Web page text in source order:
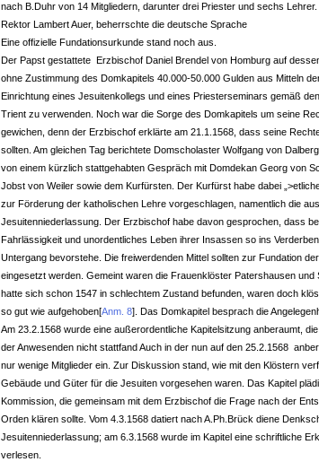
nach B.Duhr von 14 Mitgliedern, darunter drei Priester und sechs
Rektor Lambert Auer, beherrschte die deutsche Sprache
Eine offizielle Fundationsurkunde stand noch aus.
Der Papst gestattete Erzbischof Daniel Brendel von Homburg auf
ohne Zustimmung des Domkapitels 40.000-50.000 Gulden aus Mitteln
Einrichtung eines Jesuitenkollegs und eines Priesterseminars gemäß
Trient zu verwenden. Noch war die Sorge des Domkapitels um seine
gewichen, denn der Erzbischof erklärte am 21.1.1568, dass seine
sollten. Am gleichen Tag berichtete Domscholaster Wolfgang von
von einem kürzlich stattgehabten Gespräch mit Domdekan Georg von
Jobst von Weiler sowie dem Kurfürsten. Der Kurfürst habe dabei
zur Förderung der katholischen Lehre vorgeschlagen, namentlich die
Jesuitenniederlassung. Der Erzbischof habe davon gesprochen, dass
Fahrlässigkeit und unordentliches Leben ihrer Insassen so ins
Untergang bevorstehe. Die freiwerdenden Mittel sollten zur Fundation
eingesetzt werden. Gemeint waren die Frauenklöster Patershausen und
hatte sich schon 1547 in schlechtem Zustand befunden, waren doch
so gut wie aufgehoben[Anm. 8]
. Das Domkapitel besprach die
Am 23.2.1568 wurde eine außerordentliche Kapitelsitzung anberaumt,
der Anwesenden nicht stattfand Auch in der nun auf den 25.2.1568
nur wenige Mitglieder ein. Zur Diskussion stand, wie mit den Klöstern
Gebäude und Güter für die Jesuiten vorgesehen waren. Das Kapitel
Kommission, die gemeinsam mit dem Erzbischof die Frage nach der
Orden klären sollte. Vom 4.3.1568 datiert nach A.Ph.Brück diene
Jesuitenniederlassung; am 6.3.1568 wurde im Kapitel eine schriftliche
verlesen.